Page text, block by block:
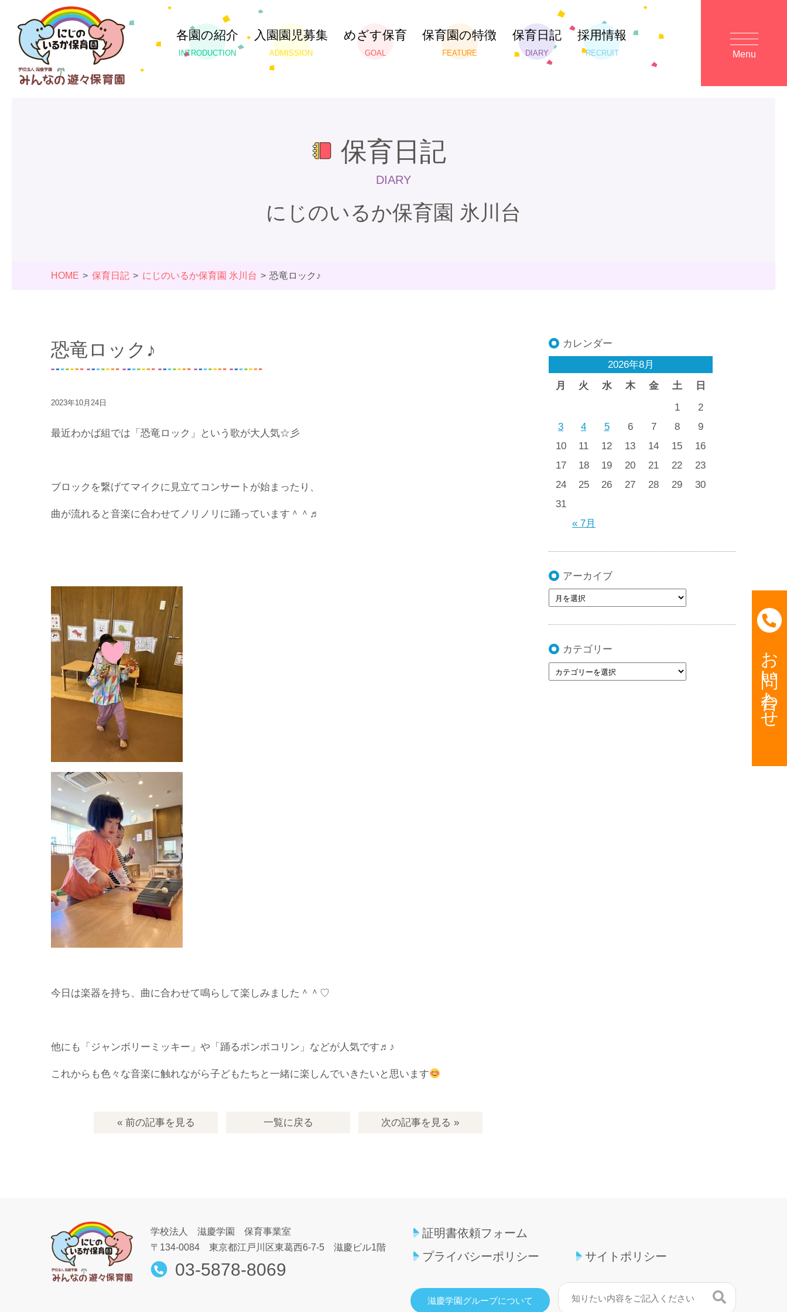
各園の紹介
INTRODUCTION
入園園児募集
ADMISSION
めざす保育
GOAL
保育園の特徴
FEATURE
保育日記
DIARY
採用情報
RECRUIT Menu
保育日記
DIARY
にじのいるか保育園 氷川台
HOME 保育日記 にじのいるか保育園 氷川台 恐竜ロック♪
恐竜ロック♪
2023年10月24日
最近わかば組では「恐竜ロック」という歌が大人気☆彡
ブロックを繋げてマイクに見立てコンサートが始まったり、
曲が流れると音楽に合わせてノリノリに踊っています＾＾♬
今日は楽器を持ち、曲に合わせて鳴らして楽しみました＾＾♡
他にも「ジャンボリーミッキー」や「踊るポンポコリン」などが人気です♬♪
これからも色々な音楽に触れながら子どもたちと一緒に楽しんでいきたいと思います
« 前の記事を見る 一覧に戻る 次の記事を見る »
カレンダー
2026年8月
月
火 水 木 金 土 日
« 7月
1
2
3
4 5 6 7 8
9
10
11 12 13 14 15
16
17
18 19 20 21 22
23
24
25 26 27 28 29
30
31
アーカイブ
カテゴリー お問い合わせ
学校法人 滋慶学園 保育事業室
〒134-0084 東京都江戸川区東葛西6-7-5 滋慶ビル1階
03-5878-8069
証明書依頼フォーム
プライバシーポリシー
サイトポリシー
滋慶学園グループについて 検索